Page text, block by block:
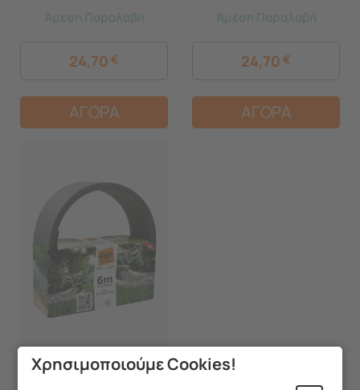
Διάμετρος Ø80cm Πλαστικό
Άμεση Παραλαβή
24,70 €
ΑΓΟΡΑ
Διάμετρος Ø80cm Πλαστικό
Άμεση Παραλαβή
24,70 €
ΑΓΟΡΑ
Χρησιμοποιούμε Cookies!